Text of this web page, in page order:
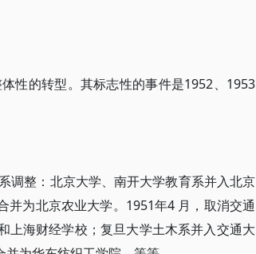
性的转型。其标志性的事件是1952、1953
调整：北京大学、南开大学教育系并入北京
并为北京农业大学。1951年4 月，取消交通
上海财经学校；复旦大学土木系并入交通大